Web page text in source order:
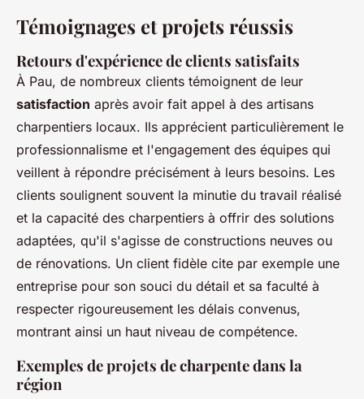
Témoignages et projets réussis
Retours d'expérience de clients satisfaits
À Pau, de nombreux clients témoignent de leur
satisfaction après avoir fait appel à des artisans
charpentiers locaux. Ils apprécient particulièrement le
professionnalisme et l'engagement des équipes qui
veillent à répondre précisément à leurs besoins. Les
clients soulignent souvent la minutie du travail réalisé
et la capacité des charpentiers à offrir des solutions
adaptées, qu'il s'agisse de constructions neuves ou
de rénovations. Un client fidèle cite par exemple une
entreprise pour son souci du détail et sa faculté à
respecter rigoureusement les délais convenus,
montrant ainsi un haut niveau de compétence.
Exemples de projets de charpente dans la
région